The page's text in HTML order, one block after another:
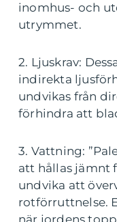
inomhus- och
utrymmet.
2. Ljuskrav:
indirekta
undvikas från
förhindra att
3. Vattning:
att hållas jämnt
undvika att
rotförruttnelse.